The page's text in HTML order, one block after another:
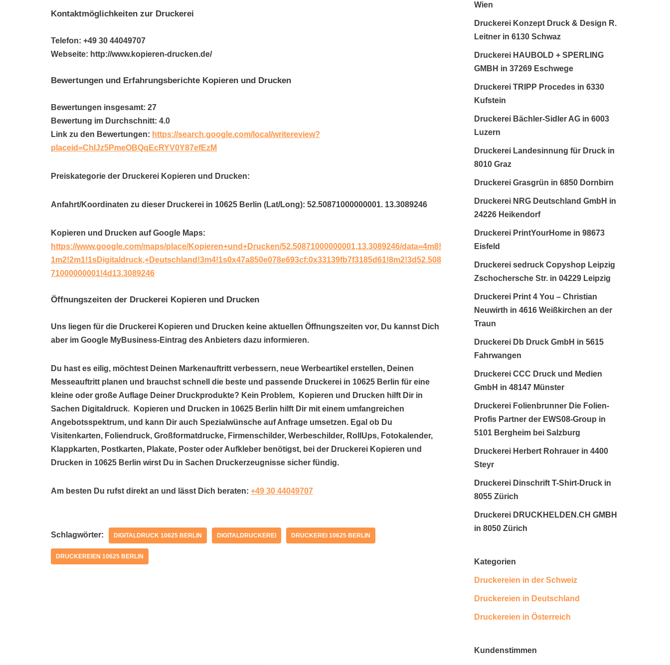
Kontaktmöglichkeiten zur Druckerei
Telefon: +49 30 44049707
Webseite: http://www.kopieren-drucken.de/
Bewertungen und Erfahrungsberichte Kopieren und Drucken
Bewertungen insgesamt: 27
Bewertung im Durchschnitt: 4.0
Link zu den Bewertungen: https://search.google.com/local/writereview?
placeid=ChIJz5PmeOBQqEcRYV0Y87efEzM
Preiskategorie der Druckerei Kopieren und Drucken:
Anfahrt/Koordinaten zu dieser Druckerei in 10625 Berlin (Lat/Long): 52.50871000000001. 13.3089246
Kopieren und Drucken auf Google Maps:
https://www.google.com/maps/place/Kopieren+und+Drucken/52.50871000000001,13.3089246/data=4m8!
1m2!2m1!1sDigitaldruck,+Deutschland!3m4!1s0x47a850e078e693cf:0x33139fb7f3185d61!8m2!3d52.508
71000000001!4d13.3089246
Öffnungszeiten der Druckerei Kopieren und Drucken
Uns liegen für die Druckerei Kopieren und Drucken keine aktuellen Öffnungszeiten vor, Du kannst Dich
aber im Google MyBusiness-Eintrag des Anbieters dazu informieren.
Du hast es eilig, möchtest Deinen Markenauftritt verbessern, neue Werbeartikel erstellen, Deinen
Messeauftritt planen und brauchst schnell die beste und passende Druckerei in 10625 Berlin für eine
kleine oder große Auflage Deiner Druckprodukte? Kein Problem, Kopieren und Drucken hilft Dir in
Sachen Digitaldruck. Kopieren und Drucken in 10625 Berlin hilft Dir mit einem umfangreichen
Angebotsspektrum, und kann Dir auch Spezialwünsche auf Anfrage umsetzen. Egal ob Du
Visitenkarten, Foliendruck, Großformatdrucke, Firmenschilder, Werbeschilder, RollUps, Fotokalender,
Klappkarten, Postkarten, Plakate, Poster oder Aufkleber benötigst, bei der Druckerei Kopieren und
Drucken in 10625 Berlin wirst Du in Sachen Druckerzeugnisse sicher fündig.
Am besten Du rufst direkt an und lässt Dich beraten: +49 30 44049707
Schlagwörter: DIGITALDRUCK 10625 BERLIN DIGITALDRUCKEREI DRUCKEREI 10625 BERLIN
DRUCKEREIEN 10625 BERLIN
Wien
Druckerei Konzept Druck & Design R.
Leitner in 6130 Schwaz
Druckerei HAUBOLD + SPERLING
GMBH in 37269 Eschwege
Druckerei TRIPP Procedes in 6330
Kufstein
Druckerei Bächler-Sidler AG in 6003
Luzern
Druckerei Landesinnung für Druck in
8010 Graz
Druckerei Grasgrün in 6850 Dornbirn
Druckerei NRG Deutschland GmbH in
24226 Heikendorf
Druckerei PrintYourHome in 98673
Eisfeld
Druckerei sedruck Copyshop Leipzig
Zschochersche Str. in 04229 Leipzig
Druckerei Print 4 You – Christian
Neuwirth in 4616 Weißkirchen an der
Traun
Druckerei Db Druck GmbH in 5615
Fahrwangen
Druckerei CCC Druck und Medien
GmbH in 48147 Münster
Druckerei Folienbrunner Die Folien-
Profis Partner der EWS08-Group in
5101 Bergheim bei Salzburg
Druckerei Herbert Rohrauer in 4400
Steyr
Druckerei Dinschrift T-Shirt-Druck in
8055 Zürich
Druckerei DRUCKHELDEN.CH GMBH
in 8050 Zürich
Kategorien
Druckereien in der Schweiz
Druckereien in Deutschland
Druckereien in Österreich
Kundenstimmen